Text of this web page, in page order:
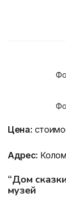
Цена:
Адрес:
“Дом
музей